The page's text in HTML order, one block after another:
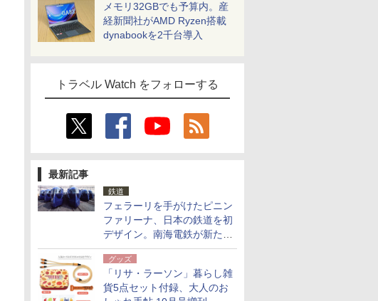
メモリ32GBでも予算内。産
経新聞社がAMD Ryzen搭載
dynabookを2千台導入
トラベル Watch をフォローする
最新記事
鉄道
フェラーリを手がけたピニン
ファリーナ、日本の鉄道を初
デザイン。南海電鉄が新たな
「空港特急」をなにわ筋線へ
導入
グッズ
「リサ・ラーソン」暮らし雑
貨5点セット付録、大人のお